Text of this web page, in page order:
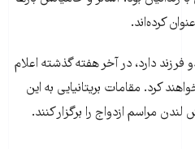
کرده‌اند.
فرزند دارد، در آخر هفته گذشته اعلام
خواهند کرد. مقامات بریتانیایی به این
لندن مراسم ازدواج را برگزار کنند.